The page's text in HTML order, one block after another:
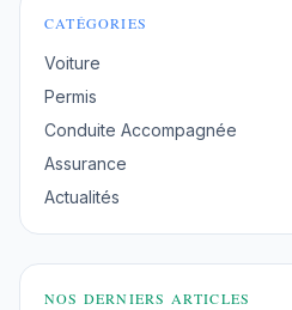
CATÉGORIES
Voiture
Permis
Conduite Accompagnée
Assurance
Actualités
NOS DERNIERS ARTICLES